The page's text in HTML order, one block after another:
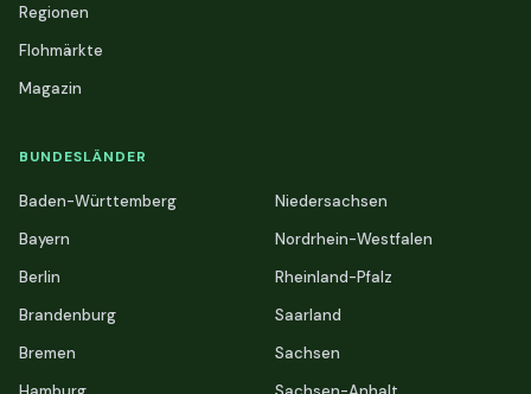
Regionen
Flohmärkte
Magazin
BUNDESLÄNDER
Baden-Württemberg
Bayern
Berlin
Brandenburg
Bremen
Niedersachsen
Nordrhein-Westfalen
Rheinland-Pfalz
Saarland
Sachsen